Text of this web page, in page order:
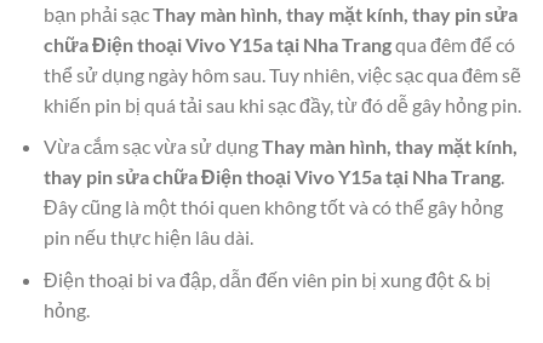
bạn phải sạcThay màn hình, thay mặt kính, thay pin sửa
chữa Điện thoại Vivo Y15a tại Nha Trangqua đêm để có
thể sử dụng ngày hôm sau. Tuy nhiên, việc sạc qua đêm sẽ
khiến pin bị quá tải sau khi sạc đầy, từ đó dễ gây hỏng pin.
Vừa cắm sạc vừa sử dụngThay màn hình, thay mặt kính,
thay pin sửa chữa Điện thoại Vivo Y15a tại Nha Trang.
Đây cũng là một thói quen không tốt và có thể gây hỏng
pin nếu thực hiện lâu dài.
Điện thoại bi va đập, dẫn đến viên pin bị xung đột & bị
hỏng.